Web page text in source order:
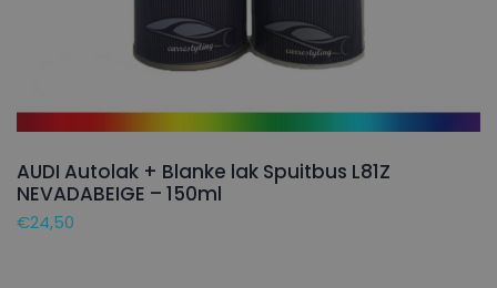
AUDI Autolak + Blanke lak Spuitbus L81Z
NEVADABEIGE – 150ml
€24,50